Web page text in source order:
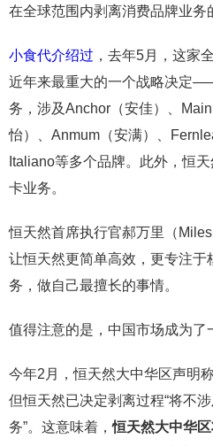
在全球范围内剥离消费品牌业务
小食代介绍过 ，去年5月，这家
近年来最重大的一个战略决定
务，涉及Anchor（安佳）、
怡）、Anmum（安满）、
Italiano等多个品牌。此外，恒
卡业务。
恒天然首席执行官郝万里（
让恒天然更简单高效，更专注于
务，做自己最擅长的事情。
值得注意的是，中国市场成为了
今年2月，恒天然大中华区声明
但恒天然已决定剥离过程“将不
务”。这意味着，恒天然大中华